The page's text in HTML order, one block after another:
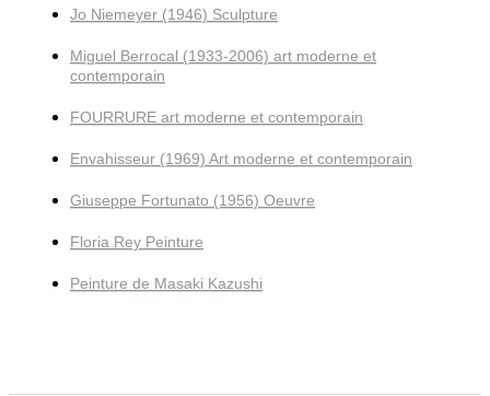
Jo Niemeyer (1946) Sculpture
Miguel Berrocal (1933-2006) art moderne et
contemporain
FOURRURE art moderne et contemporain
Envahisseur (1969) Art moderne et contemporain
Giuseppe Fortunato (1956) Oeuvre
Floria Rey Peinture
Peinture de Masaki Kazushi